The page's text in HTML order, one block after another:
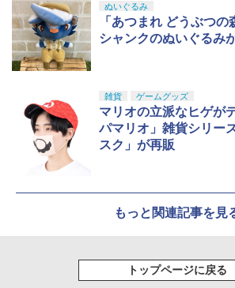
ぬいぐるみ
「あつまれ どうぶつ
シャンクのぬいぐるみ
雑貨 ゲームグッズ
マリオの立派なヒゲが
パマリオ」雑貨シリー
スク」が再販
もっと関連記事を見
トップページに戻る